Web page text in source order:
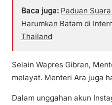
Baca juga: Paduan
Harumkan Batam di
Thailand
Selain Wapres Gibran,
melayat. Menteri Ara juga
Dalam unggahan akun